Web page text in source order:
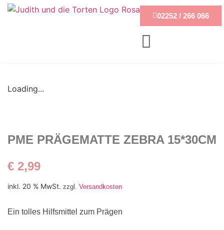
02252 / 266 066
Loading...
PME PRÄGEMATTE ZEBRA 15*30CM
€ 2,99
inkl. 20 % MwSt. zzgl. Versandkosten
Ein tolles Hilfsmittel zum Prägen